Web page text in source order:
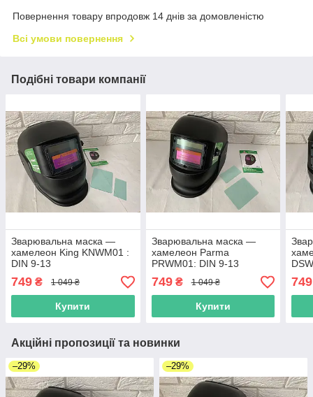
Повернення товару впродовж 14 днів за домовленістю
Всі умови повернення
Подібні товари компанії
Зварювальна маска —
хамелеон King KNWM01 :
DIN 9-13
749 ₴ 1 049 ₴
Купити
Зварювальна маска —
хамелеон Parma
PRWM01: DIN 9-13
749₴ 1 049 ₴
Купити
749
Акційні пропозиції та новинки
–29% –29%